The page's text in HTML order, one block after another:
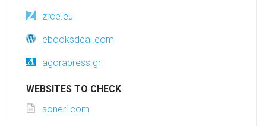
zrce.eu
ebooksdeal.com
agorapress.gr
WEBSITES TO CHECK
soneri.com